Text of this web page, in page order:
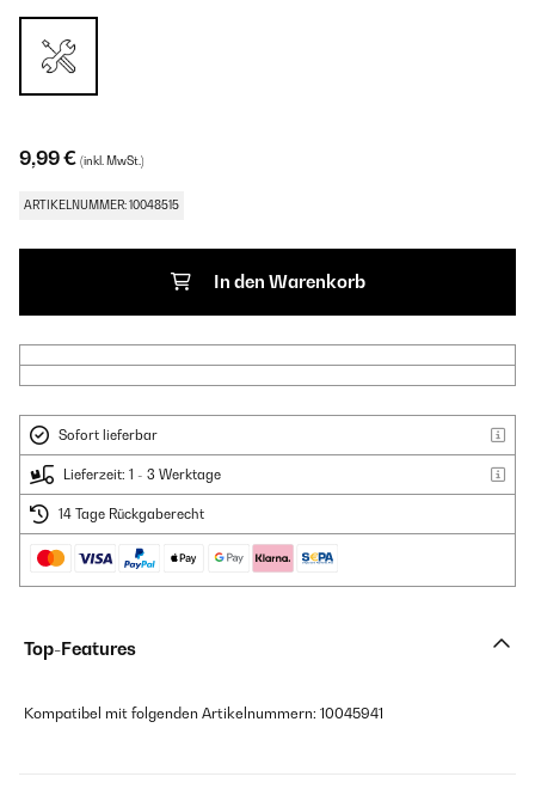
9,99 € (inkl. MwSt.)
ARTIKELNUMMER: 10048515
In den Warenkorb
Sofort lieferbar
Lieferzeit: 1 - 3 Werktage
14 Tage Rückgaberecht
Top-Features
Kompatibel mit folgenden Artikelnummern: 10045941